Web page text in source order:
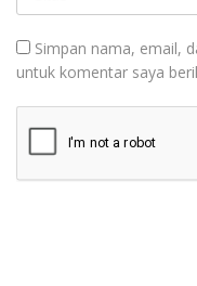
Simpan nama, email,
untuk komentar saya